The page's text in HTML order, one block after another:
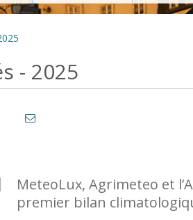
- 2025
MeteoLux, Agrimeteo et
premier bilan